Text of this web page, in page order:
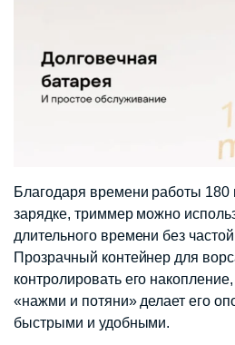
Благодаря времени работы 180
зарядке, триммер можно
длительного времени без
Прозрачный контейнер для
контролировать его
«нажми и потяни» делает его
быстрыми и удобными.